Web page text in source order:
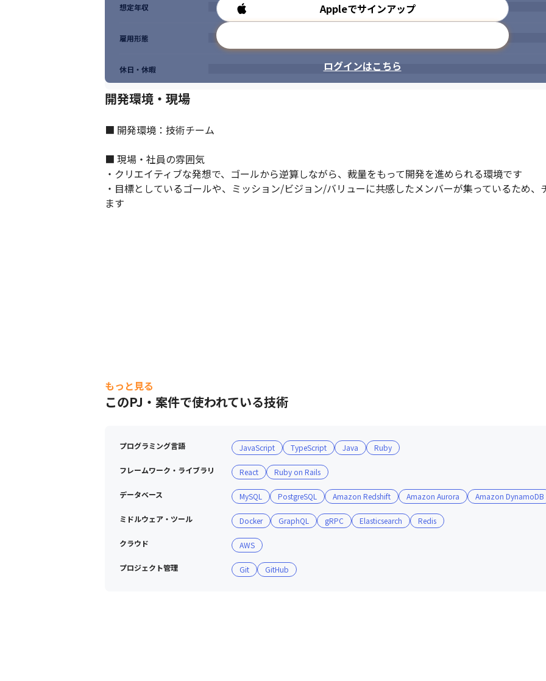
Appleでサインアップ
ログインはこちら
想定年収
雇用形態
休日・休暇
開発環境・現場
■ 開発環境：技術チーム
■ 現場・社員の雰囲気
・クリエイティブな発想で、ゴールから逆算しながら、裁量をもって開発を進められる環境です
・目標としているゴールや、ミッション/ビジョン/バリューに共感したメンバーが集っているため
ます
もっと見る
このPJ・案件で使われている技術
プログラミング言語 JavaScript TypeScript Java Ruby
フレームワーク・ライブラリ React Ruby on Rails
データベース MySQL PostgreSQL Amazon Redshift Amazon Aurora Amazon DynamoDB
ミドルウェア・ツール Docker GraphQL gRPC Elasticsearch Redis
クラウド AWS
プロジェクト管理 Git GitHub